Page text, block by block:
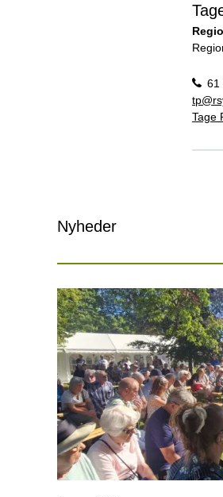
61
Tage
Nyheder